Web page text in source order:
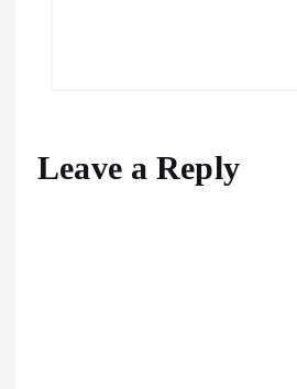
Leave a Reply